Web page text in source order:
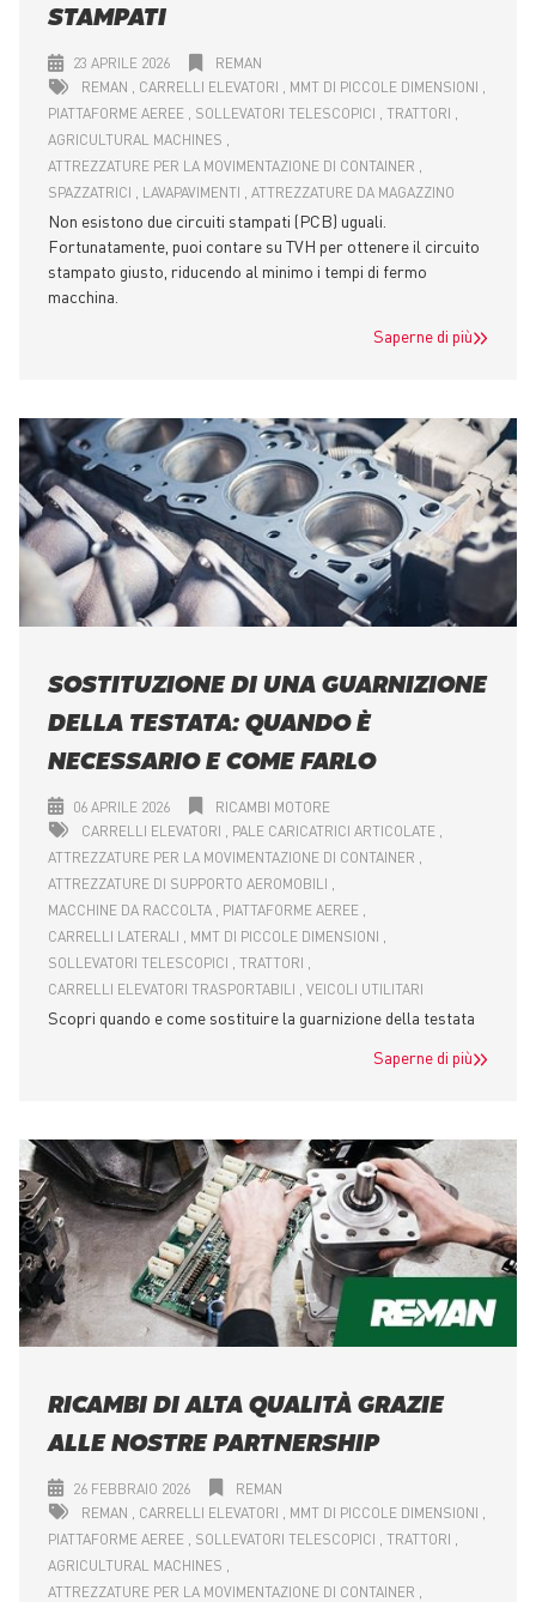
STAMPATI
23 APRILE 2026
REMAN
REMAN
CARRELLI ELEVATORI
MMT DI PICCOLE DIMENSIONI
PIATTAFORME AEREE
SOLLEVATORI TELESCOPICI
TRATTORI
AGRICULTURAL MACHINES
ATTREZZATURE PER LA MOVIMENTAZIONE DI CONTAINER
SPAZZATRICI
LAVAPAVIMENTI ATTREZZATURE DA MAGAZZINO
Non esistono due circuiti stampati (PCB) uguali.
Fortunatamente, puoi contare su TVH per ottenere il circuito
stampato giusto, riducendo al minimo i tempi di fermo
macchina.
Saperne di più
SOSTITUZIONE DI UNA GUARNIZIONE
DELLA TESTATA: QUANDO È
NECESSARIO E COME FARLO
06 APRILE 2026
RICAMBI MOTORE
CARRELLI ELEVATORI
PALE CARICATRICI ARTICOLATE
ATTREZZATURE PER LA MOVIMENTAZIONE DI CONTAINER
ATTREZZATURE DI SUPPORTO AEROMOBILI
MACCHINE DA RACCOLTA
PIATTAFORME AEREE
CARRELLI LATERALI
MMT DI PICCOLE DIMENSIONI
SOLLEVATORI TELESCOPICI
TRATTORI
CARRELLI ELEVATORI TRASPORTABILI
VEICOLI UTILITARI
Scopri quando e come sostituire la guarnizione della testata
Saperne di più
RICAMBI DI ALTA QUALITÀ GRAZIE
ALLE NOSTRE PARTNERSHIP
26 FEBBRAIO 2026
REMAN
REMAN
CARRELLI ELEVATORI
MMT DI PICCOLE DIMENSIONI
PIATTAFORME AEREE
SOLLEVATORI TELESCOPICI
TRATTORI
AGRICULTURAL MACHINES
ATTREZZATURE PER LA MOVIMENTAZIONE DI CONTAINER